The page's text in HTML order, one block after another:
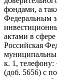
фондами, а
Федеральным
актами в
Российская
к. 1, телефону:
(доб. 5656) с